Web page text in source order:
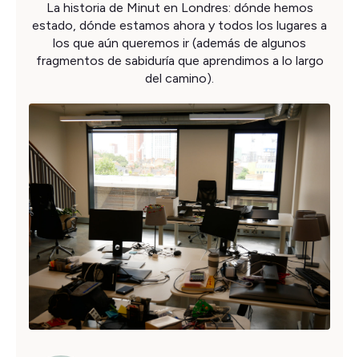
La historia de Minut en Londres: dónde hemos
estado, dónde estamos ahora y todos los lugares a
los que aún queremos ir (además de algunos
fragmentos de sabiduría que aprendimos a lo largo
del camino).